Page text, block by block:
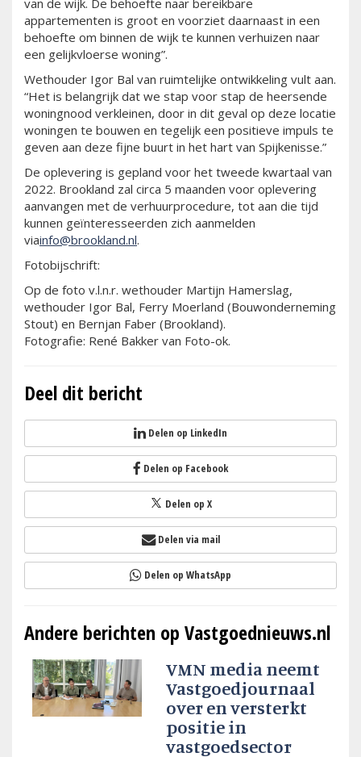
van de wijk. De behoefte naar bereikbare
appartementen is groot en voorziet daarnaast in een
behoefte om binnen de wijk te kunnen verhuizen naar
een gelijkvloerse woning”.
Wethouder Igor Bal van ruimtelijke ontwikkeling vult aan.
“Het is belangrijk dat we stap voor stap de heersende
woningnood verkleinen, door in dit geval op deze locatie
woningen te bouwen en tegelijk een positieve impuls te
geven aan deze fijne buurt in het hart van Spijkenisse.”
De oplevering is gepland voor het tweede kwartaal van
2022. Brookland zal circa 5 maanden voor oplevering
aanvangen met de verhuurprocedure, tot aan die tijd
kunnen geïnteresseerden zich aanmelden
viainfo@brookland.nl.
Fotobijschrift:
Op de foto v.l.n.r. wethouder Martijn Hamerslag,
wethouder Igor Bal, Ferry Moerland (Bouwonderneming
Stout) en Bernjan Faber (Brookland).
Fotografie: René Bakker van Foto-ok.
Deel dit bericht
Delen op LinkedIn
Delen op Facebook
Delen op X
Delen via mail
Delen op WhatsApp
Andere berichten op Vastgoednieuws.nl
VMN media neemt
Vastgoedjournaal
over en versterkt
positie in
vastgoedsector